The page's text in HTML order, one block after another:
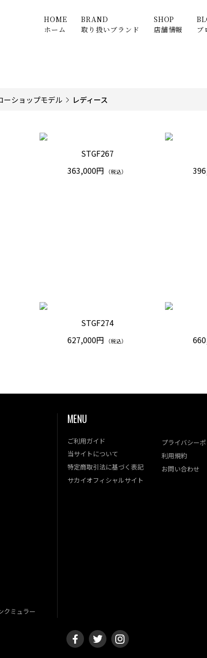
HOME
ホーム
BRAND
取り扱いブランド
SHOP
店舗情報
ブ
ーショップモデル レディース
STGF267
363,000円
（税込）
STGF274
627,000円
（税込）
クミュラー
MENU
ご利用ガイド
当サイトについて
特定商取引法に基づく表記
サカイオフィシャルサイト
プライバシー
利用規約
お問い合わせ